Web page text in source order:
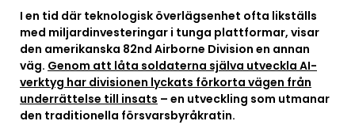
I en tid där teknologisk överlägsenhet ofta likställs
med miljardinvesteringar i tunga plattformar, visar
den amerikanska 82nd Airborne Division en annan
väg. Genom att låta soldaterna själva utveckla AI-
verktyg har divisionen lyckats förkorta vägen från
underrättelse till insats – en utveckling som utmanar
den traditionella försvarsbyråkratin.